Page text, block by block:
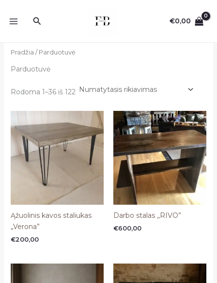
turinio
Paieška €0,00
Pradžia / Parduotuvė
Parduotuvė
Rodoma 1–36 iš 122
Ąžuolinis kavos staliukas
„Verona”
€200,00
Darbo stalas ,,RIVO”
€600,00